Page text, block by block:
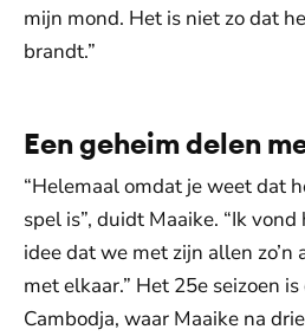
mijn mond. Het is niet zo dat
brandt.”
Een geheim delen
“Helemaal omdat je weet dat
spel is”, duidt Maaike. “Ik
idee dat we met zijn allen
met elkaar.” Het 25e seizoen
Cambodja, waar Maaike na